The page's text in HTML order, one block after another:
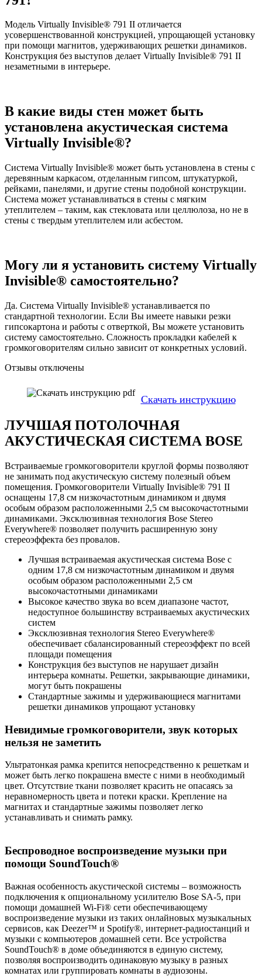
Модель Virtually Invisible® 791 II отличается
усовершенствованной конструкцией, упрощающей установку
при помощи магнитов, удерживающих решетки динамиков.
Конструкция без выступов делает Virtually Invisible® 791 II
незаметными в интерьере.
В какие виды стен может быть
установлена акустическая система
Virtually Invisible®?
Система Virtually Invisible® может быть установлена в стены с
деревянным каркасом, отделанным гипсом, штукатуркой,
рейками, панелями, и другие стены подобной конструкции.
Система может устанавливаться в стены с мягким
утеплителем – таким, как стекловата или целлюлоза, но не в
стены с твердым утеплителем или асбестом.
Могу ли я установить систему Virtually
Invisible® самостоятельно?
Да. Система Virtually Invisible® устанавливается по
стандартной технологии. Если Вы имеете навыки резки
гипсокартона и работы с отверткой, Вы можете установить
систему самостоятельно. Сложность прокладки кабелей к
громкоговорителям сильно зависит от конкретных условий.
Отзывы отключены
Скачать инструкцию
ЛУЧШАЯ ПОТОЛОЧНАЯ
АКУСТИЧЕСКАЯ СИСТЕМА BOSE
Встраиваемые громкоговорители круглой формы позволяют
не занимать под акустическую систему полезный объем
помещения. Громкоговорители Virtually Invisible® 791 II
оснащены 17,8 см низкочастотным динамиком и двумя
особым образом расположенными 2,5 см высокочастотными
динамиками. Эксклюзивная технология Bose Stereo
Everywhere® позволяет получить расширенную зону
стереоэффекта без провалов.
Лучшая встраиваемая акустическая система Bose с
одним 17,8 см низкочастотным динамиком и двумя
особым образом расположенными 2,5 см
высокочастотными динамиками
Высокое качество звука во всем диапазоне частот,
недоступное большинству встраиваемых акустических
систем
Эксклюзивная технология Stereo Everywhere®
обеспечивает сбалансированный стереоэффект по всей
площади помещения
Конструкция без выступов не нарушает дизайн
интерьера комнаты. Решетки, закрывающие динамики,
могут быть покрашены
Стандартные зажимы и удерживающиеся магнитами
решетки динамиков упрощают установку
Невидимые громкоговорители, звук которых
нельзя не заметить
Ультратонкая рамка крепится непосредственно к решеткам и
может быть легко покрашена вместе с ними в необходимый
цвет. Отсутствие ткани позволяет красить не опасаясь за
неравномерность цвета и потеки краски. Крепление на
магнитах и стандартные зажимы позволяет легко
устанавливать и снимать рамку.
Беспроводное воспроизведение музыки при
помощи SoundTouch®
Важная особенность акустической системы – возможность
подключения к опциональному усилителю Bose SA-5, при
помощи домашней Wi-Fi® сети обеспечивающему
воспроизведение музыки из таких онлайновых музыкальных
сервисов, как Deezer™ и Spotify®, интернет-радиостанций и
музыки с компьютеров домашней сети. Все устройства
SoundTouch® в доме объединяются в единую систему,
позволяя воспроизводить одинаковую музыку в разных
комнатах или группировать комнаты в аудиозоны.